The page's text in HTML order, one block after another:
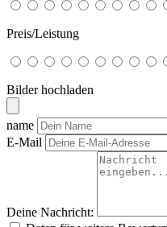
Preis/Leistung
Bilder hochladen
name
E-Mail
Deine Nachricht: